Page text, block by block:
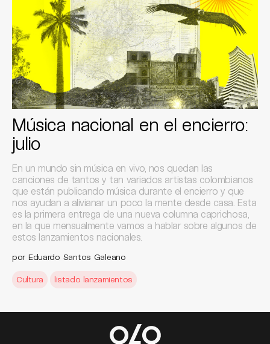
Música nacional en el encierro:
julio
En un mundo sin música en vivo, nos quedan las
canciones de tantos y tan variados artistas colombianos
que están publicando música durante el encierro y que
nos ayudan a alivianar un poco la mente desde casa. Esta
es la primera entrega de una nueva columna caprichosa,
en la que mensualmente vamos a hablar sobre algunos de
estos lanzamientos nacionales.
por Eduardo Santos Galeano
Cultura listado lanzamientos